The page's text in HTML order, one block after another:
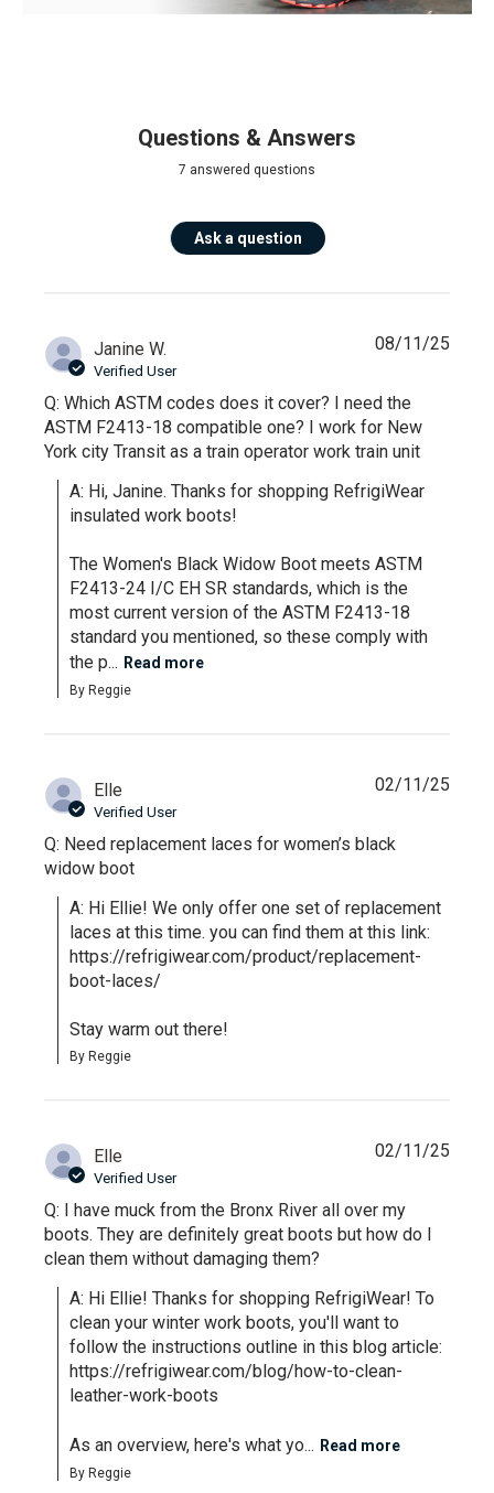
Questions & Answers
7 answered questions
Ask a question
Janine W.
Verified User
Q: Which ASTM codes does it cover? I need the
ASTM F2413-18 compatible one? I work for New
York city Transit as a train operator work train unit
A: Hi, Janine. Thanks for shopping RefrigiWear
insulated work boots!
The Women's Black Widow Boot meets ASTM
F2413-24 I/C EH SR standards, which is the
most current version of the ASTM F2413-18
standard you mentioned, so these comply with
the p... Read more
By Reggie
08/11/25
Elle
Verified User
Q: Need replacement laces for women’s black
widow boot
A: Hi Ellie! We only offer one set of replacement
laces at this time. you can find them at this link:
https://refrigiwear.com/product/replacement-
boot-laces/
Stay warm out there!
By Reggie
02/11/25
Elle
Verified User
Q: I have muck from the Bronx River all over my
boots. They are definitely great boots but how do I
clean them without damaging them?
A: Hi Ellie! Thanks for shopping RefrigiWear! To
clean your winter work boots, you'll want to
follow the instructions outline in this blog article:
https://refrigiwear.com/blog/how-to-clean-
leather-work-boots
As an overview, here's what yo... Read more
By Reggie
02/11/25